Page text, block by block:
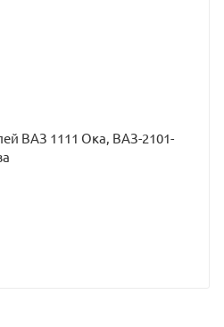
ВАЗ 1111 Ока, ВАЗ-2101-